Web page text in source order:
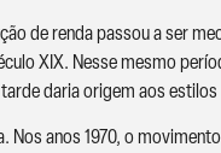
de renda passou a ser
XIX. Nesse mesmo
daria origem aos
Nos anos 1970, o